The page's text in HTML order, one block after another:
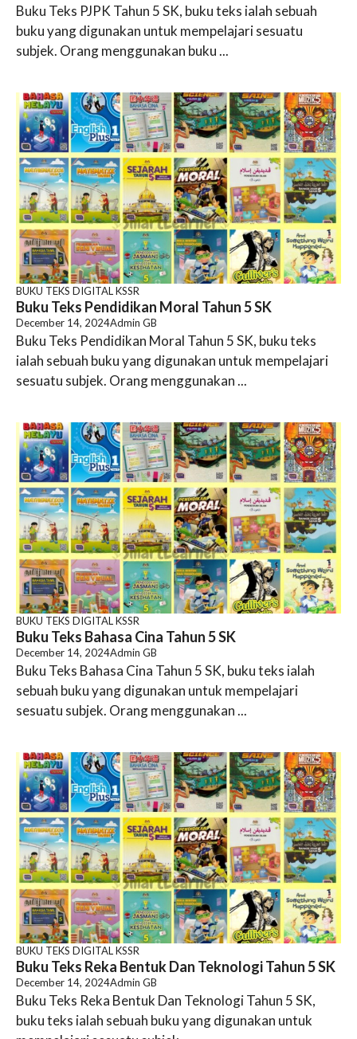
Buku Teks PJPK Tahun 5 SK, buku teks ialah sebuah
buku yang digunakan untuk mempelajari sesuatu
subjek. Orang menggunakan buku ...
BUKU TEKS DIGITAL KSSR
Buku Teks Pendidikan Moral Tahun 5 SK
December 14, 2024Admin GB
Buku Teks Pendidikan Moral Tahun 5 SK, buku teks
ialah sebuah buku yang digunakan untuk mempelajari
sesuatu subjek. Orang menggunakan ...
BUKU TEKS DIGITAL KSSR
Buku Teks Bahasa Cina Tahun 5 SK
December 14, 2024Admin GB
Buku Teks Bahasa Cina Tahun 5 SK, buku teks ialah
sebuah buku yang digunakan untuk mempelajari
sesuatu subjek. Orang menggunakan ...
BUKU TEKS DIGITAL KSSR
Buku Teks Reka Bentuk Dan Teknologi Tahun 5 SK
December 14, 2024Admin GB
Buku Teks Reka Bentuk Dan Teknologi Tahun 5 SK,
buku teks ialah sebuah buku yang digunakan untuk